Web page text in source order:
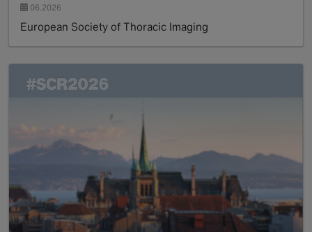
06.2026
European Society of Thoracic Imaging